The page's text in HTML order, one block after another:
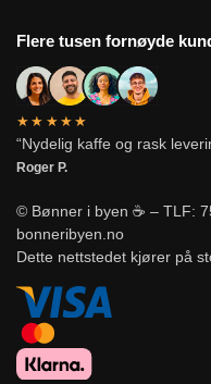
Flere tusen fornøyde
★★★★★
“Nydelig kaffe og rask
Roger P.
© Bønner i byen ☕ – TLF:
bonneribyen.no
Dette nettstedet kjører på